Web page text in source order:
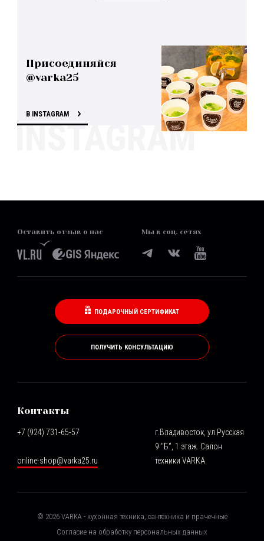
Присоединяйся
@varka25
В INSTAGRAM
Оставить отзыв о нас Мы в соц. сетях
ПОДАРОЧНЫЙ СЕРТИФИКАТ
ПОЛУЧИТЬ КОНСУЛЬТАЦИЮ
Контакты
+7 (924) 731-65-57
online-shop@varka25.ru
г.Владивосток, ул.Русская
9 "Б", 1 этаж. Салон
техники VARKA
© 2026VARKA - кухонная техника, сантехника и прачечные
Согласие на обработку персональных данных